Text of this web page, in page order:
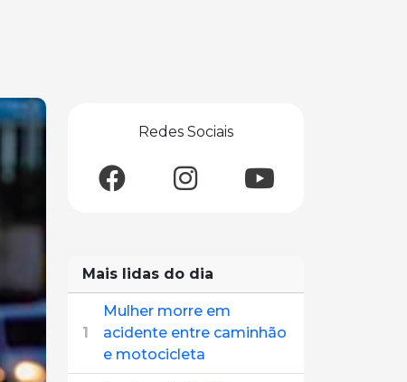
Redes Sociais
Mais lidas do dia
1
Mulher morre em
acidente entre caminhão
e motocicleta